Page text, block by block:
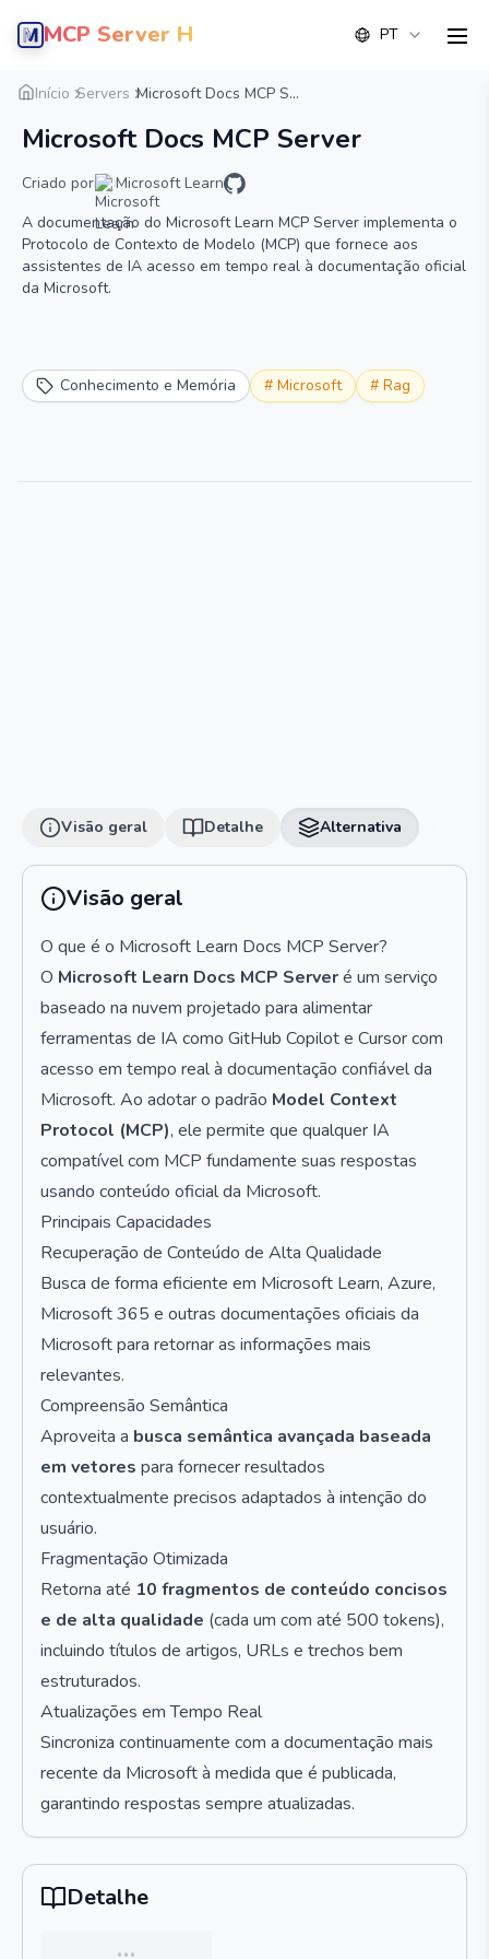
MCP Server Hub PT
Início Servers Microsoft Docs MCP S...
Microsoft Docs MCP Server
Criado por
Microsoft Learn
A documentação do Microsoft Learn MCP Server implementa o
Protocolo de Contexto de Modelo (MCP) que fornece aos
assistentes de IA acesso em tempo real à documentação oficial
da Microsoft.
Conhecimento e Memória # Microsoft # Rag
Visão geral Detalhe
Visão geral Detalhe Alternativa
Visão geral
O que é o Microsoft Learn Docs MCP Server?
O Microsoft Learn Docs MCP Serveré um serviço
baseado na nuvem projetado para alimentar
ferramentas de IA como GitHub Copilot e Cursor com
acesso em tempo real à documentação confiável da
Microsoft. Ao adotar o padrão Model Context
Protocol (MCP), ele permite que qualquer IA
compatível com MCP fundamente suas respostas
usando conteúdo oficial da Microsoft.
Principais Capacidades
Recuperação de Conteúdo de Alta Qualidade
Busca de forma eficiente em Microsoft Learn, Azure,
Microsoft 365 e outras documentações oficiais da
Microsoft para retornar as informações mais
relevantes.
Compreensão Semântica
Aproveita a busca semântica avançada baseada
em vetores para fornecer resultados
contextualmente precisos adaptados à intenção do
usuário.
Fragmentação Otimizada
Retorna até 10 fragmentos de conteúdo concisos
e de alta qualidade (cada um com até 500 tokens),
incluindo títulos de artigos, URLs e trechos bem
estruturados.
Atualizações em Tempo Real
Sincroniza continuamente com a documentação mais
recente da Microsoft à medida que é publicada,
garantindo respostas sempre atualizadas.
Detalhe
…